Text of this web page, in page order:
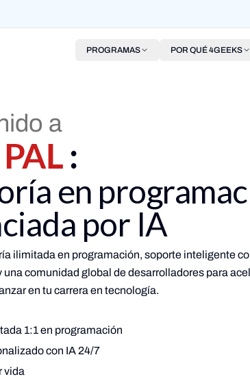
PROGRAMAS POR QUÉ 4GEEKS
a
PAL:
en
por IA
ilimitada en programación, soporte inteligente
una comunidad global de desarrolladores para
en tu carrera en tecnología.
1:1 en programación
con IA 24/7
vida